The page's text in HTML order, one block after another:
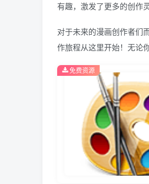
有趣，激发了更多的创作灵
对于未来的漫画创作者们
作旅程从这里开始！无论
免费资源